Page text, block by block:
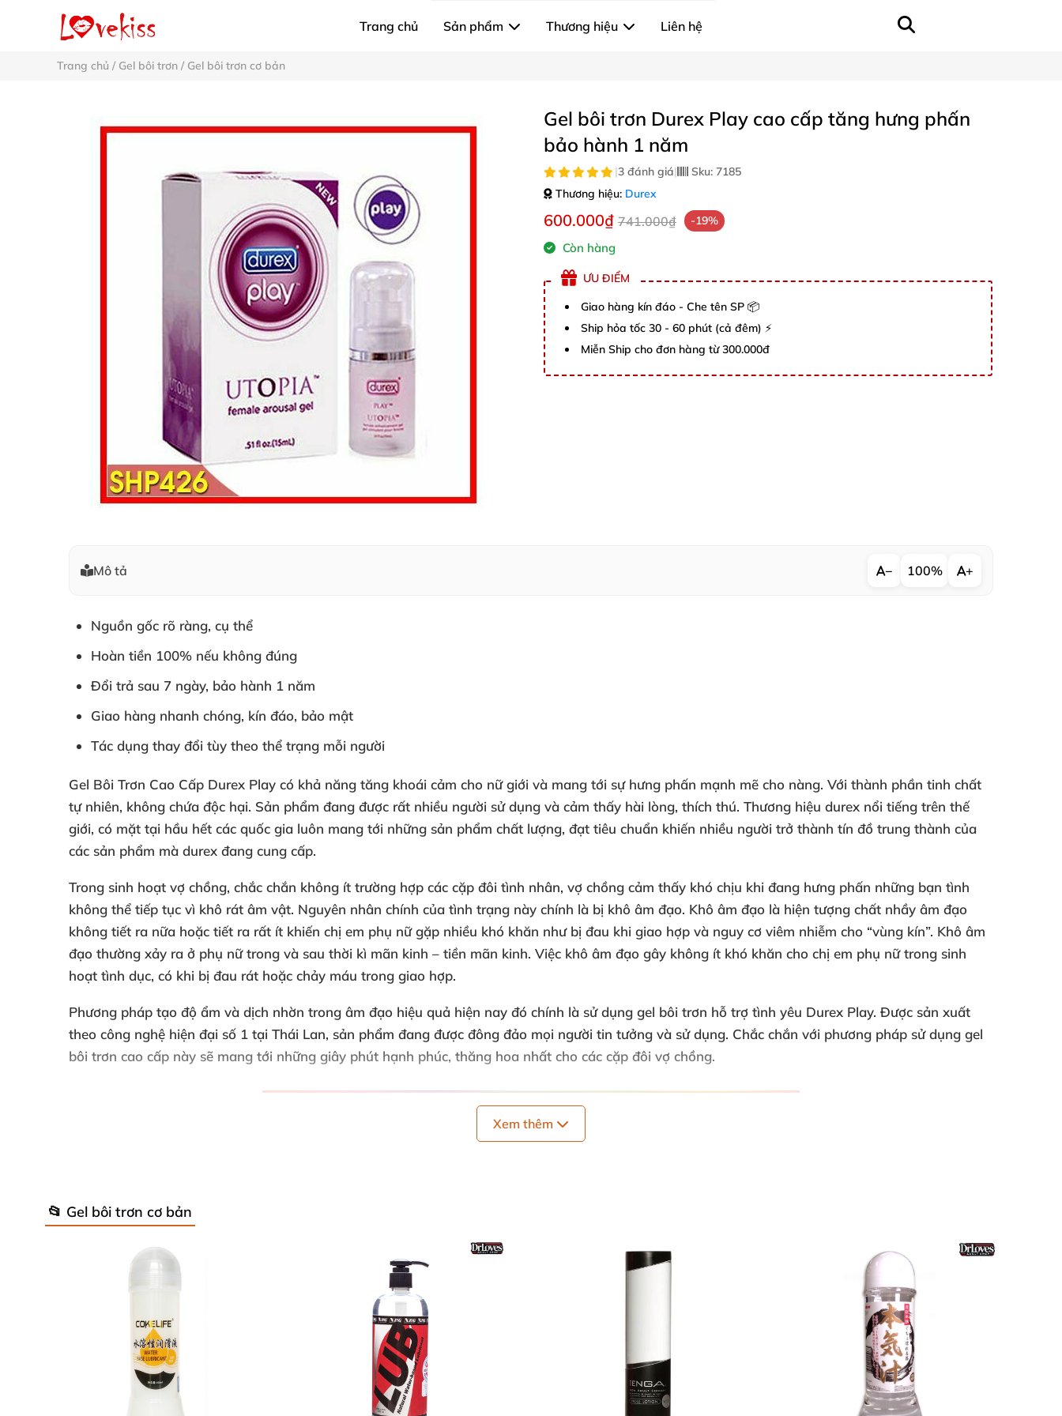
Trang chủ Sản phẩm Thương hiệu Liên hệ
Trang chủ / Gel bôi trơn / Gel bôi trơn cơ bản
Gel bôi trơn Durex Play cao cấp tăng hưng phấn
bảo hành 1 năm
|3 đánh giá| Sku: 7185
Thương hiệu: Durex
600.000₫ 741.000₫ -19%
Còn hàng
ƯU ĐIỂM
Giao hàng kín đáo - Che tên SP 📦
Ship hỏa tốc 30 - 60 phút (cả đêm) ⚡
Miễn Ship cho đơn hàng từ 300.000đ
Mô tả − 100% +
Nguồn gốc rõ ràng, cụ thể
Hoàn tiền 100% nếu không đúng
Đổi trả sau 7 ngày, bảo hành 1 năm
Giao hàng nhanh chóng, kín đáo, bảo mật
Tác dụng thay đổi tùy theo thể trạng mỗi người
Gel Bôi Trơn Cao Cấp Durex Play có khả năng tăng khoái cảm cho nữ giới và mang tới sự hưng phấn mạnh mẽ cho nàng. Với thành phần tinh chất
tự nhiên, không chứa độc hại. Sản phẩm đang được rất nhiều người sử dụng và cảm thấy hài lòng, thích thú. Thương hiệu durex nổi tiếng trên thế
giới, có mặt tại hầu hết các quốc gia luôn mang tới những sản phẩm chất lượng, đạt tiêu chuẩn khiến nhiều người trở thành tín đồ trung thành của
các sản phẩm mà durex đang cung cấp.
Trong sinh hoạt vợ chồng, chắc chắn không ít trường hợp các cặp đôi tình nhân, vợ chồng cảm thấy khó chịu khi đang hưng phấn những bạn tình
không thể tiếp tục vì khô rát âm vật. Nguyên nhân chính của tình trạng này chính là bị khô âm đạo. Khô âm đạo là hiện tượng chất nhầy âm đạo
không tiết ra nữa hoặc tiết ra rất ít khiến chị em phụ nữ gặp nhiều khó khăn như bị đau khi giao hợp và nguy cơ viêm nhiễm cho “vùng kín”. Khô âm
đạo thường xảy ra ở phụ nữ trong và sau thời kì mãn kinh – tiền mãn kinh. Việc khô âm đạo gây không ít khó khăn cho chị em phụ nữ trong sinh
hoạt tình dục, có khi bị đau rát hoặc chảy máu trong giao hợp.
Phương pháp tạo độ ẩm và dịch nhờn trong âm đạo hiệu quả hiện nay đó chính là sử dụng gel bôi trơn hỗ trợ tình yêu Durex Play. Được sản xuất
theo công nghệ hiện đại số 1 tại Thái Lan, sản phẩm đang được đông đảo mọi người tin tưởng và sử dụng. Chắc chắn với phương pháp sử dụng gel
bôi trơn cao cấp này sẽ mang tới những giây phút hạnh phúc, thăng hoa nhất cho các cặp đôi vợ chồng.
Xem thêm
📂 Gel bôi trơn cơ bản